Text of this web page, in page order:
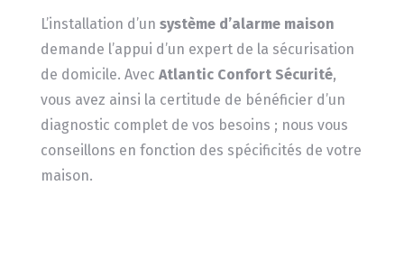
L’installation d’un système d’alarme maison
demande l’appui d’un expert de la sécurisation
de domicile. Avec Atlantic Confort Sécurité,
vous avez ainsi la certitude de bénéficier d’un
diagnostic complet de vos besoins ; nous vous
conseillons en fonction des spécificités de votre
maison.